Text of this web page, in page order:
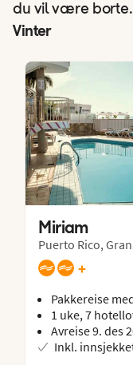
du vil være borte.
Vinter
Miriam
Puerto Rico,
+
Pakkereise
1 uke, 7
Avreise 9. des
Inkl.